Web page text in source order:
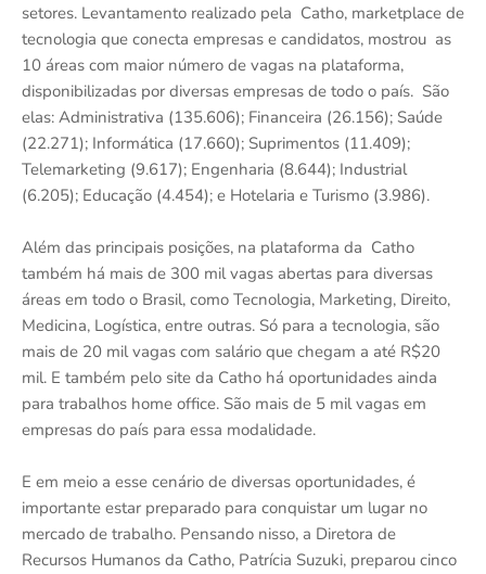
setores. Levantamento realizado pela Catho, marketplace de
tecnologia que conecta empresas e candidatos, mostrou as
10 áreas com maior número de vagas na plataforma,
disponibilizadas por diversas empresas de todo o país. São
elas: Administrativa (135.606); Financeira (26.156); Saúde
(22.271); Informática (17.660); Suprimentos (11.409);
Telemarketing (9.617); Engenharia (8.644); Industrial
(6.205); Educação (4.454); e Hotelaria e Turismo (3.986).
Além das principais posições, na plataforma da Catho
também há mais de 300 mil vagas abertas para diversas
áreas em todo o Brasil, como Tecnologia, Marketing, Direito,
Medicina, Logística, entre outras. Só para a tecnologia, são
mais de 20 mil vagas com salário que chegam a até R$20
mil. E também pelo site da Catho há oportunidades ainda
para trabalhos home office. São mais de 5 mil vagas em
empresas do país para essa modalidade.
E em meio a esse cenário de diversas oportunidades, é
importante estar preparado para conquistar um lugar no
mercado de trabalho. Pensando nisso, a Diretora de
Recursos Humanos da Catho, Patrícia Suzuki, preparou cinco